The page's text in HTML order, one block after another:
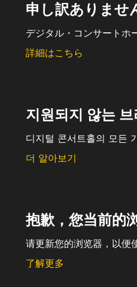
申し訳ありませ
デジタル・コンサートホ
詳細はこちら
지원되지 않는
디지털 콘서트홀의 모든
더 알아보기
抱歉，您当前的
请更新您的浏览器，以便
了解更多